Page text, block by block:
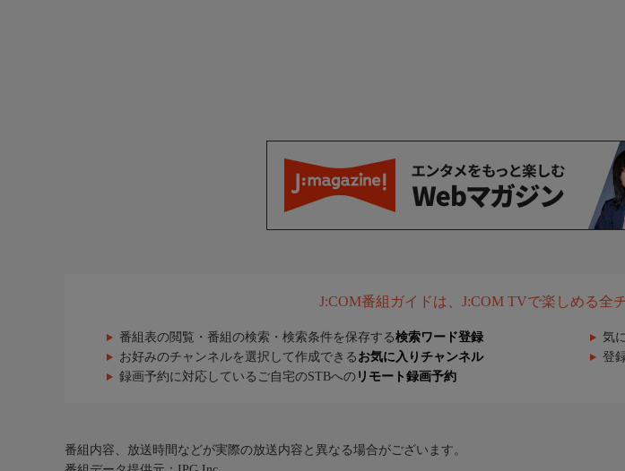
J:COM番組ガイドは、J:COM TVで楽しめる全
番組表の閲覧・番組の検索・検索条件を保存する検索ワード登録 気
お好みのチャンネルを選択して作成できる お気に入りチャンネル 登
録画予約に対応しているご自宅のSTBへの リモート録画予約
番組内容、放送時間などが実際の放送内容と異なる場合がございます。